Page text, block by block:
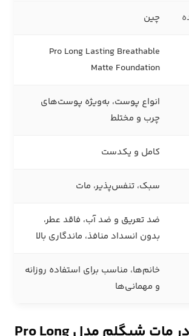
چین
Pro Long Lasting Breathable
Matte Foundation
انواع پوست، به‌ویژه پوست‌های
چرب و مختلط
کامل و یکدست
سبک، تنفس‌پذیر، مات
ضد تعریق و ضد آب، فاقد عطر،
بدون انسداد منافذ، ماندگاری بالا
خانم‌ها، مناسب برای استفاده روزانه
و مهمانی‌ها